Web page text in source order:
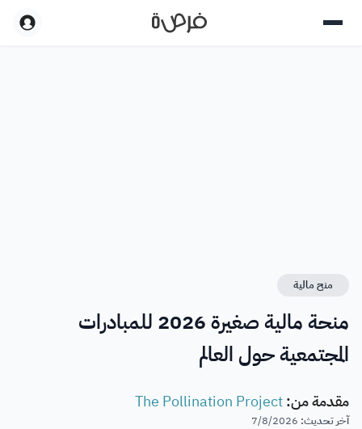
منح مالية
منحة مالية صغيرة 2026 للمبادرات
المجتمعية حول العالم
مقدمة من:
The Pollination Project
آخر تحديث:
7/8/2026